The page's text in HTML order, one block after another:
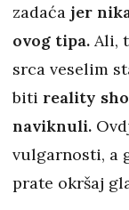
zadaća jer
ovog tipa. Ali,
srca veselim
biti reality
naviknuli.
vulgarnosti, a
prate okršaj